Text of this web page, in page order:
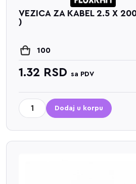
VEZICA ZA KABEL 2.5 X
)
100
1.32 RSD sa PDV
Dodaj u korpu